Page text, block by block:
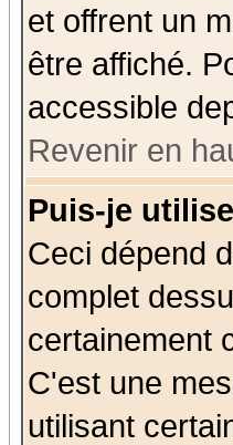
et offrent un
être affiché.
accessible
Revenir en
Puis-je
Ceci dépend
complet
certainement
C'est une
utilisant